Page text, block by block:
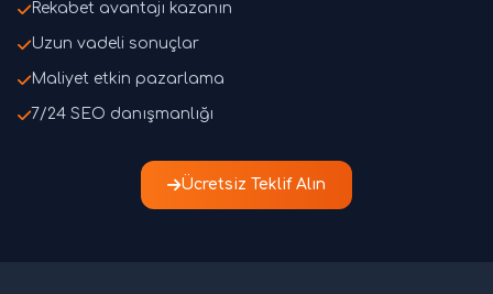
Rekabet avantajı kazanın
Uzun vadeli sonuçlar
Maliyet etkin pazarlama
7/24 SEO danışmanlığı
Ücretsiz Teklif Alın